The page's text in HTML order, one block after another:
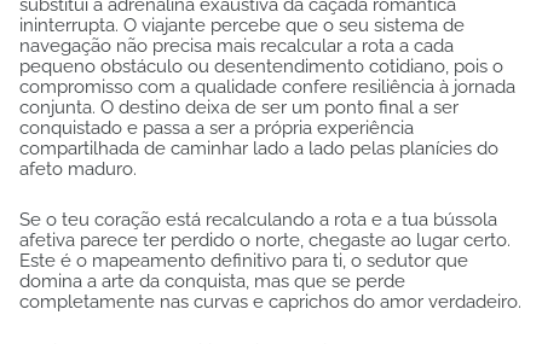
substitui a adrenalina exaustiva da caçada romântica
ininterrupta. O viajante percebe que o seu sistema de
navegação não precisa mais recalcular a rota a cada
pequeno obstáculo ou desentendimento cotidiano, pois o
compromisso com a qualidade confere resiliência à jornada
conjunta. O destino deixa de ser um ponto final a ser
conquistado e passa a ser a própria experiência
compartilhada de caminhar lado a lado pelas planícies do
afeto maduro.
Se o teu coração está recalculando a rota e a tua bússola
afetiva parece ter perdido o norte, chegaste ao lugar certo.
Este é o mapeamento definitivo para ti, o sedutor que
domina a arte da conquista, mas que se perde
completamente nas curvas e caprichos do amor verdadeiro.